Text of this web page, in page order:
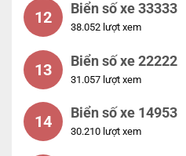
12 Biển số xe 33333
38.052 lượt xem
13 Biển số xe 22222
31.057 lượt xem
14 Biển số xe 14953
30.210 lượt xem